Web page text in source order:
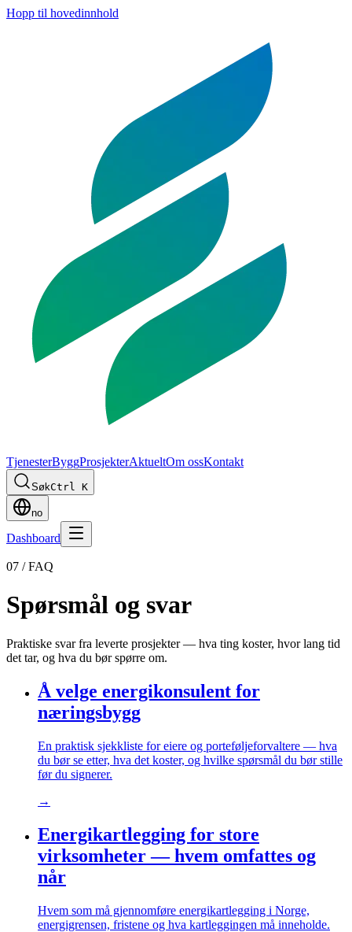
Hopp til hovedinnhold
TjenesterByggProsjekterAktueltOm ossKontakt
SøkCtrl K
no
Dashboard
07 / FAQ
Spørsmål og svar
Praktiske svar fra leverte prosjekter — hva ting koster, hvor lang tid
det tar, og hva du bør spørre om.
Å velge energikonsulent for
næringsbygg
En praktisk sjekkliste for eiere og porteføljeforvaltere — hva
du bør se etter, hva det koster, og hvilke spørsmål du bør stille
før du signerer.
→
Energikartlegging for store
virksomheter — hvem omfattes og
når
Hvem som må gjennomføre energikartlegging i Norge,
energigrensen, fristene og hva kartleggingen må inneholde.